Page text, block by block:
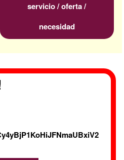
servicio / oferta /
necesidad